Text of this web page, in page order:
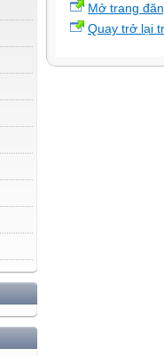
Mở trang
Quay trở lại